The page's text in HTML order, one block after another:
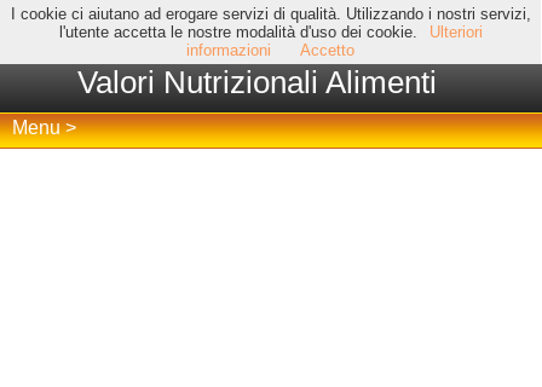
I cookie ci aiutano ad erogare servizi di qualità. Utilizzando i nostri servizi,
l'utente accetta le nostre modalità d'uso dei cookie.
Ulteriori
informazioni
Accetto
Valori Nutrizionali Alimenti
Menu >